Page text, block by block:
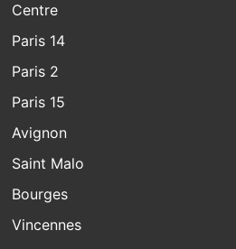
Centre
Paris 14
Paris 2
Paris 15
Avignon
Saint Malo
Bourges
Vincennes